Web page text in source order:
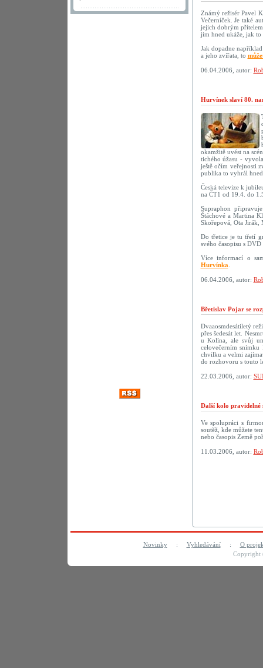
Známý režisér Pavel
Večerníček. Je také
jejich dobrým
jim hned ukáže, jak to
Jak dopadne
a jeho zvířata, to
06.04.2006, autor:
Hurvínek slaví 80.
okamžitě uvést na
tichého úžasu -
ještě očím veřejnosti
publika to vyhrál
Česká televize k
na ČT1 od 19.4. do
Supraphon
Štáchové a Martina
Skořepová, Ota Jirák,
Do třetice je tu třetí
svého časopisu s
Více informací o
Hurvínka
06.04.2006, autor:
Břetislav Pojar se
Dvaaosmdesátiletý
přes šedesát let.
u Kolína, ale svůj
celovečerním
chvilku a velmi
do rozhovoru s touto
22.03.2006, autor:
Další kolo pravidelné
Ve spolupráci s
soutěž, kde můžete
nebo časopis Země
11.03.2006, autor:
Novinky: Vyhledávání: O
Copyright